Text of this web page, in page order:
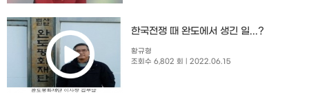
한국전쟁 때 완도에서 생긴 일...?
황규형
조회수 6,802 회
| 2022.06.15